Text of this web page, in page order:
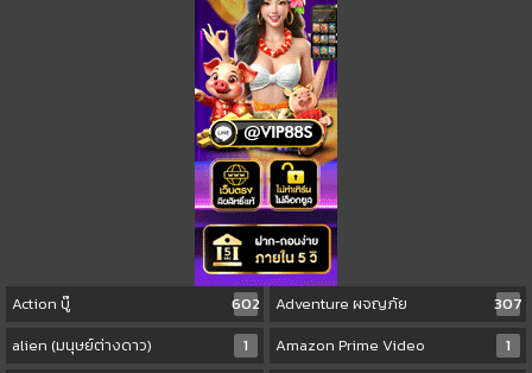
Action บู๊ 602 Adventure ผจญภัย
307
alien (มนุษย์ต่างดาว)
1 Amazon Prime Video
1